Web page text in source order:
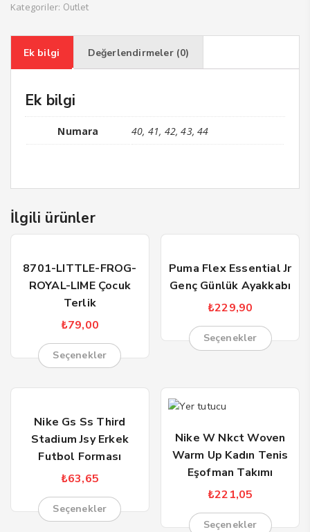
Kategoriler: Outlet
Ek bilgi Değerlendirmeler (0)
Ek bilgi
Numara 40, 41, 42, 43, 44
İlgili ürünler
8701-LITTLE-FROG-
ROYAL-LIME Çocuk
Terlik
₺79,00
Seçenekler
Puma Flex Essential Jr
Genç Günlük Ayakkabı
₺229,90
Seçenekler
Nike Gs Ss Third
Stadium Jsy Erkek
Futbol Forması
₺63,65
Seçenekler
Nike W Nkct Woven
Warm Up Kadın Tenis
Eşofman Takımı
₺221,05
Seçenekler